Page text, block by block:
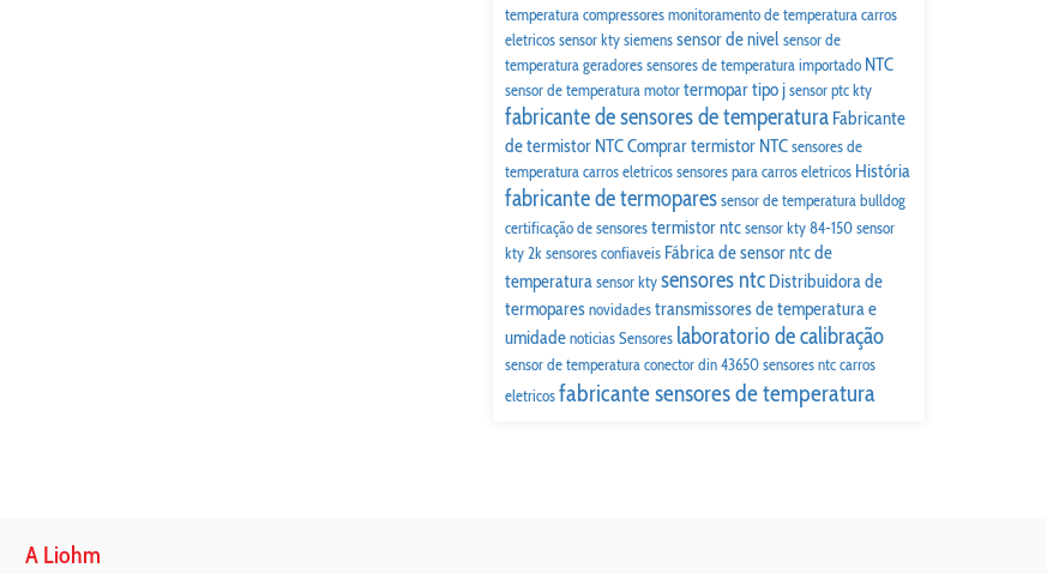
temperatura compressoresmonitoramento de temperatura carros
eletricossensor kty siemenssensor de nivel sensor de
temperatura geradoressensores de temperatura importado NTC
sensor de temperatura motortermopar tipo jsensor ptc kty
fabricante de sensores de temperatura Fabricante
de termistor NTCComprar termistor NTCsensores de
temperatura carros eletricossensores para carros eletricos História
fabricante de termoparessensor de temperatura bulldog
certificação de sensorestermistor ntcsensor kty 84-150sensor
kty 2k sensores confiaveis Fábrica de sensor ntc de
temperaturasensor ktysensores ntc Distribuidora de
termoparesnovidadestransmissores de temperatura e
umidadenoticiasSensores laboratorio de calibração
sensor de temperatura conector din 43650sensores ntc carros
eletricosfabricante sensores de temperatura
A Liohm